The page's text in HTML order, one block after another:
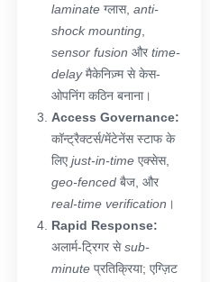
laminate ग्लास, anti-
shock mounting,
sensor fusion और time-
delayमैकेनिज़्म से केस-
ओपनिंग कठिन बनाना।
Access Governance:
कॉन्ट्रैक्टर्स/मेंटेनेंस स्टाफ के
लिए just-in-time एक्सेस,
geo-fenced बैज, और
real-time verification ।
Rapid Response:
अलार्म-ट्रिगर सेsub-
minute प्रतिक्रिया; एग्ज़िट